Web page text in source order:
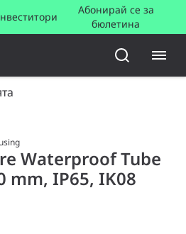
Абонирай се за
бюлетина
Waterproof Tube
mm, IP65, IK08